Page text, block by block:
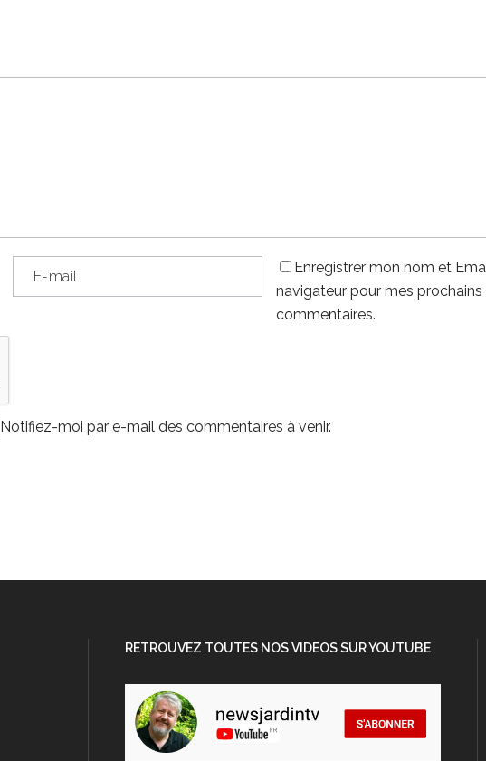
Enregistrer mon nom et
navigateur pour mes prochains
commentaires.
Notifiez-moi par e-mail des commentaires à venir.
RETROUVEZ TOUTES NOS VIDEOS SUR YOUTUBE